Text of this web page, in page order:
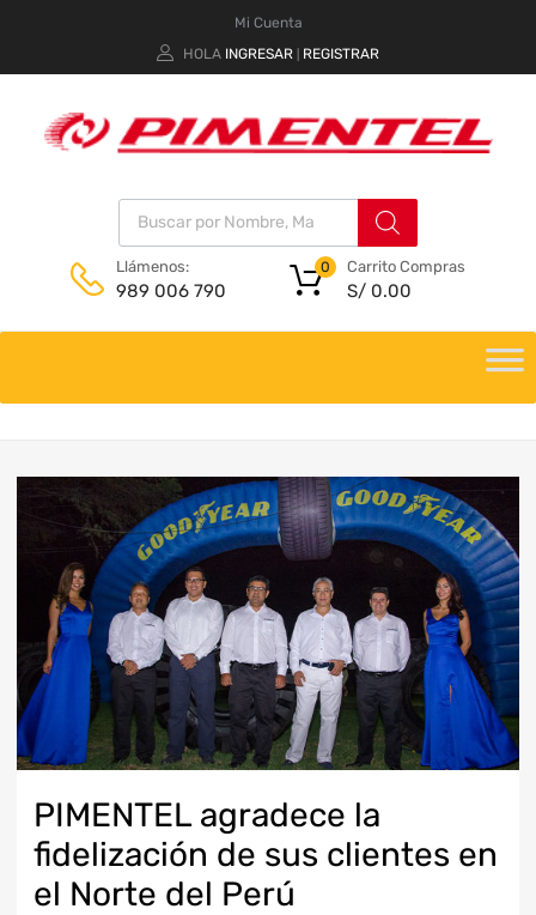
Mi Cuenta
HOLA INGRESAR REGISTRAR
Llámenos:
989 006 790
Carrito Compras
S/ 0.00
0
PIMENTEL agradece la
fidelización de sus clientes en
el Norte del Perú